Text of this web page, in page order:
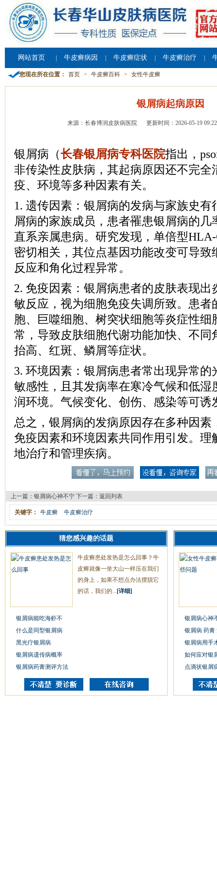
网站首页 牛皮癣病因 牛皮癣症状 牛皮癣治疗
您现在所在位置： 首页 > 牛皮癣百科 > 女性牛皮癣
银屑病起病原因
来源：长春博润皮肤病医院 更新时间：2026-05-19
银屑病（长春银屑病专科医院指出，
非传染性皮肤病，其起病原因还不完全
疫、环境等多种因素有关。
1. 遗传因素：银屑病的发病与家族史
屑病的家族成员，患者罹患银屑病的几
直系亲属患病。研究发现，单倍型
密切相关，其位点基因功能改变可导致
反应和角化过程异常。
2. 免疫因素：银屑病患者的皮肤表现出
敏反应，视为细胞免疫失调所致。患者
胞、巨噬细胞、树突状细胞等炎症性细
常，导致皮肤细胞代谢功能加快、不同
抬高、红斑、鳞屑等症状。
3. 环境因素：银屑病患者常出现异常的
敏感性，且其发病率在寒冷气候和低湿
润环境。气候变化、创伤、感染等可诱
总之，银屑病的发病原因存在多种因素
免疫因素和环境因素共同作用引发。理
地治疗和管理疾病。
上一篇： 银屑病心神不宁 下一篇： 返回列表
关键字： 牛皮癣 牛皮癣治疗
猜您感兴趣的话题
牛皮癣患处发热是怎么回事？牛
皮癣就像一坐大山一样压在我们
的身上，如果不想点办法摆脱它
的话，我们的... [详细]
银屑病能吃海虾不
什么是同型银屑病
黑光疗银屑病
银屑病遗传病概率
银屑病药膏测评方法
银屑病心神
银屑病 药膏
银屑病用手
如何应对银
点滴状银屑